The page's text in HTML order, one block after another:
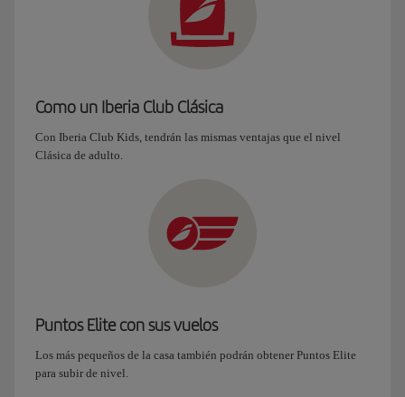
Como un Iberia Club Clásica
Con Iberia Club Kids, tendrán las mismas ventajas que el nivel
Clásica de adulto.
Puntos Elite con sus vuelos
Los más pequeños de la casa también podrán obtener Puntos Elite
para subir de nivel.